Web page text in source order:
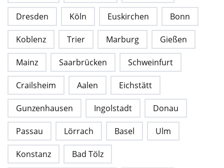
Dresden Köln Euskirchen Bonn
Koblenz Trier Marburg Gießen
Mainz Saarbrücken Schweinfurt
Crailsheim Aalen Eichstätt
Gunzenhausen Ingolstadt Donau
Passau Lörrach Basel Ulm
Konstanz Bad Tölz